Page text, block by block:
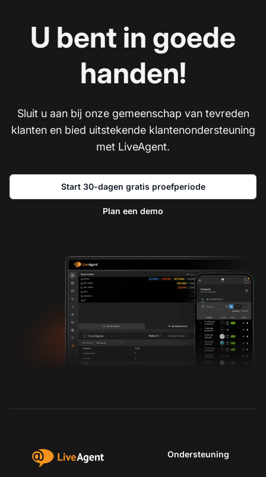
U bent in goede
handen!
Sluit u aan bij onze gemeenschap van tevreden
klanten en bied uitstekende klantenondersteuning
met LiveAgent.
Start 30-dagen gratis proefperiode
Plan een demo
Ondersteuning